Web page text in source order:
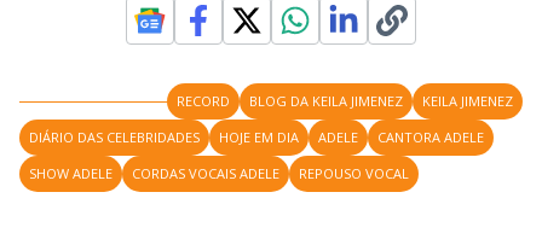
RECORD BLOG DA KEILA JIMENEZ
KEILA JIMENEZ
DIÁRIO DAS CELEBRIDADES
HOJE EM DIA ADELE
CANTORA ADELE
SHOW ADELE
CORDAS VOCAIS ADELE REPOUSO VOCAL